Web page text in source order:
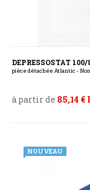
DEPRESSOSTAT
pièce détachée Atlantic -
à partir de 85,14 €
NOUVEAU